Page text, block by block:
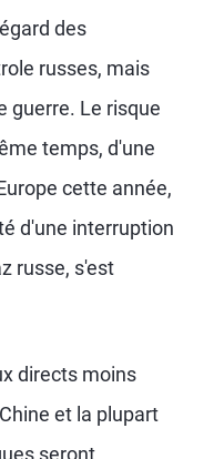
des
russes, mais
guerre. Le risque
temps, d'une
cette année,
d'une interruption
russe, s'est
directs moins
et la plupart
seront